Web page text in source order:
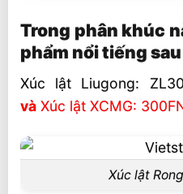
phẩm nổi tiếng sau
Gầu xúc lật
Cabin xe
Hộp số xúc lật
Cầu và bánh xe
Khả năng vận
Trong phân khúc
phẩm nổi tiếng sau
Xúc lật Liugong:
và Xúc lật XCMG:
Xúc lật